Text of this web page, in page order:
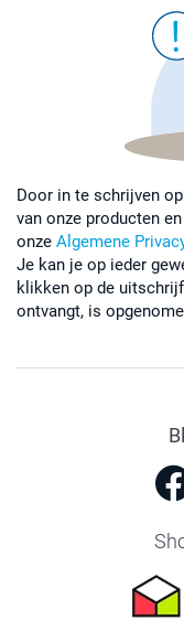
Door in te schrijven
van onze producten
onze Algemene
Je kan je op ieder
klikken op de
ontvangt, is